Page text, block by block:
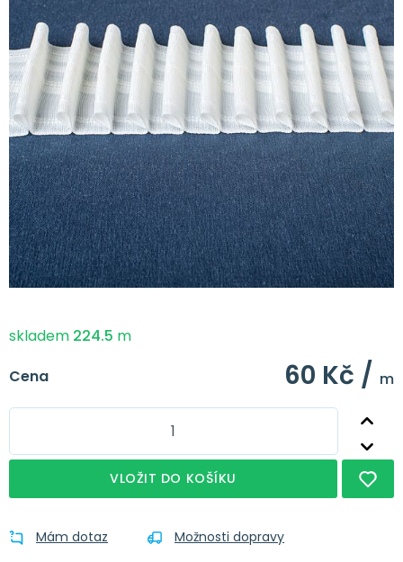
skladem 224.5 m
Cena
60 Kč / m
VLOŽIT DO KOŠÍKU
Mám dotaz Možnosti dopravy